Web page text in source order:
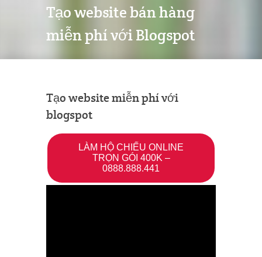
Tạo website bán hàng
miễn phí với Blogspot
Tạo website miễn phí với
blogspot
LÀM HỘ CHIẾU ONLINE
TRỌN GÓI 400K –
0888.888.441